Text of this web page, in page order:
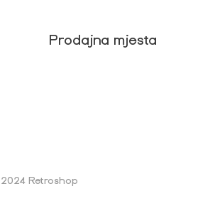
Prodajna mjesta
2024 Retroshop